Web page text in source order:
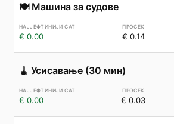
🍽️ Машина за судове
€ 0.00 € 0.14
🧹 Усисавање (30 мин)
€ 0.00 € 0.03